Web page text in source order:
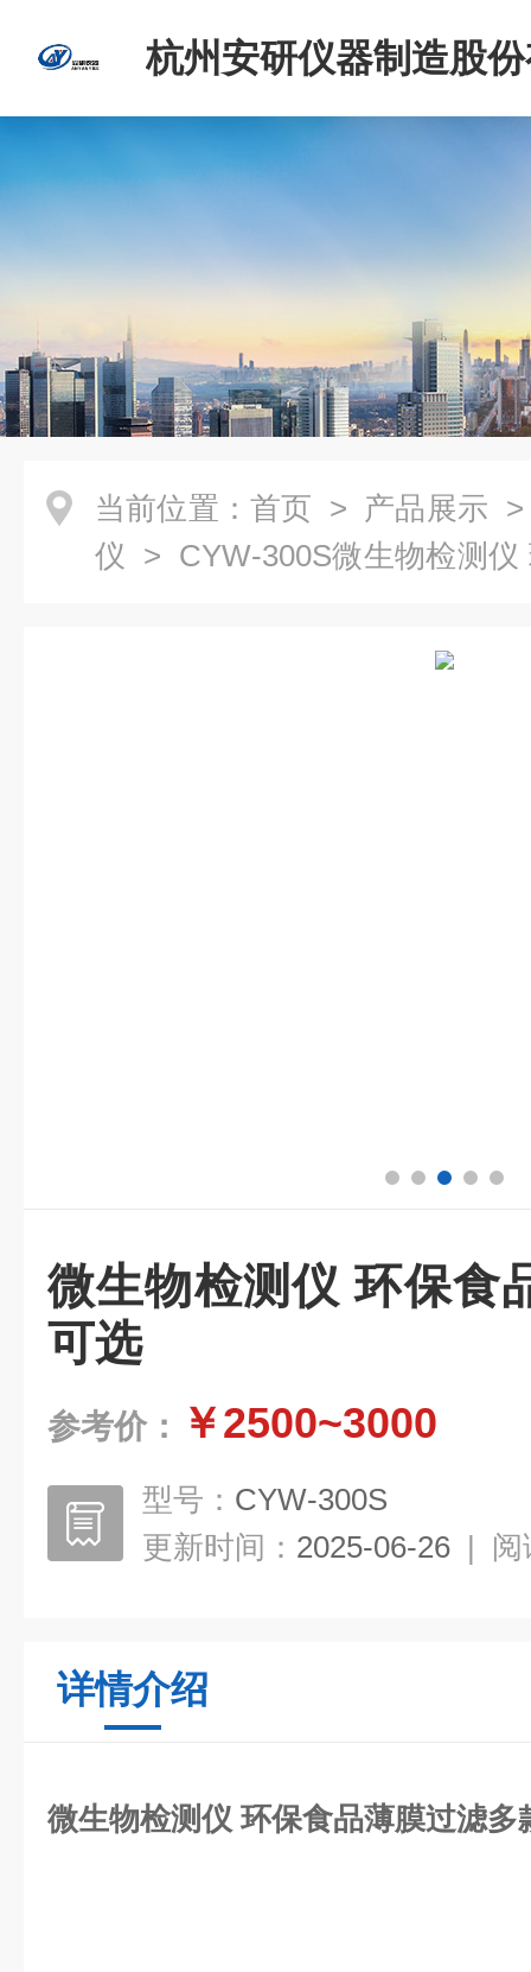
杭州安研仪器制造股
司
当前位置： 首页 > 产品展示
仪 > CYW-300S微生物检测
微生物检测仪 环保食
可选
参考价： ￥2500~3000
型号： CYW-300S
更新时间： 2025-06-26 | 阅
详情介绍
微生物检测仪 环保食品薄膜过滤多